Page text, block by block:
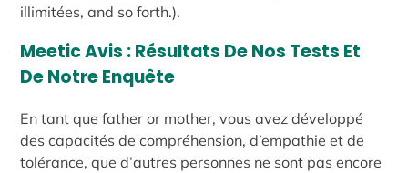
illimitées, and so forth.).
Meetic Avis : Résultats De Nos Tests Et
De Notre Enquête
En tant que father or mother, vous avez développé
des capacités de compréhension, d’empathie et de
tolérance, que d’autres personnes ne sont pas encore